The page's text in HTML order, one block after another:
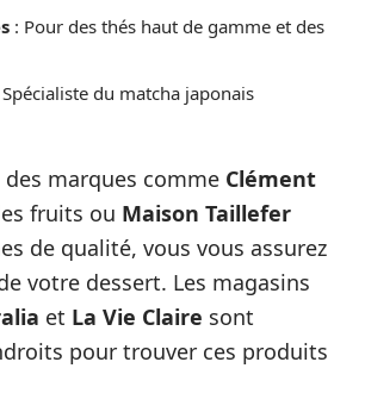
: Pour des thés haut de gamme et des
Spécialiste du matcha japonais
marques comme Clément
fruits ou Maison Taillefer
de qualité, vous vous assurez
votre dessert. Les magasins
et La Vie Claire sont
pour trouver ces produits